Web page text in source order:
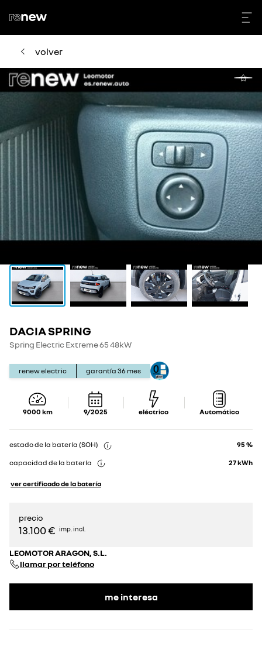
volver
DACIA SPRING
Spring Electric Extreme 65 48kW
renew electric garantía 36 mes
9000 km 9/2025 eléctrico Automático
estado de la batería (SOH)
Show
95 %
capacidad de la batería
Show
27kWh
ver certificado de la batería
precio
13.100 € imp. incl.
LEOMOTOR ARAGON, S.L.
llamar por teléfono
me interesa